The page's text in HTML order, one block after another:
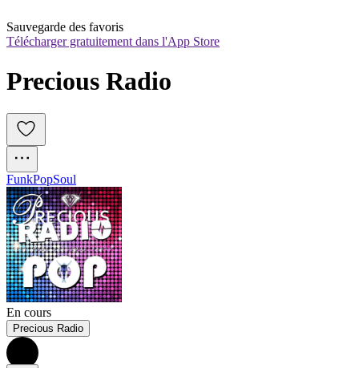
Sauvegarde des favoris
Télécharger gratuitement dans l'App Store
Precious Radio
FunkPopSoul
En cours
Precious Radio